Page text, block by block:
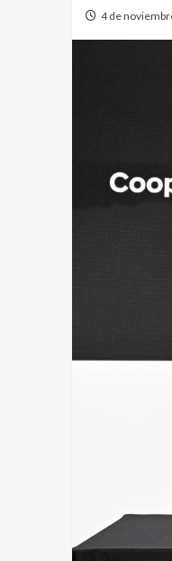
4 de